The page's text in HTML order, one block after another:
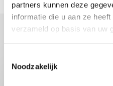
partners kunnen deze
informatie die u aan ze
verzameld op basis van uw
Noodzakelijk